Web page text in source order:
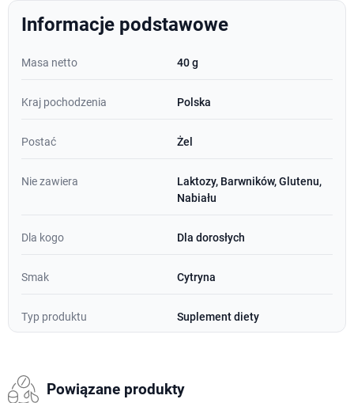
Informacje podstawowe
Masa netto 40 g
Kraj pochodzenia Polska
Postać Żel
Nie zawiera
Laktozy, Barwników, Glutenu,
Nabiału
Dla kogo Dla dorosłych
Smak Cytryna
Typ produktu Suplement diety
Powiązane produkty